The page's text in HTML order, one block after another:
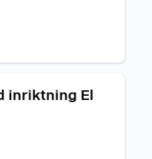
inriktning El